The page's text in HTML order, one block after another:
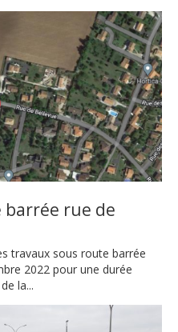
barrée rue de
travaux sous route barrée
2022 pour une durée
la...